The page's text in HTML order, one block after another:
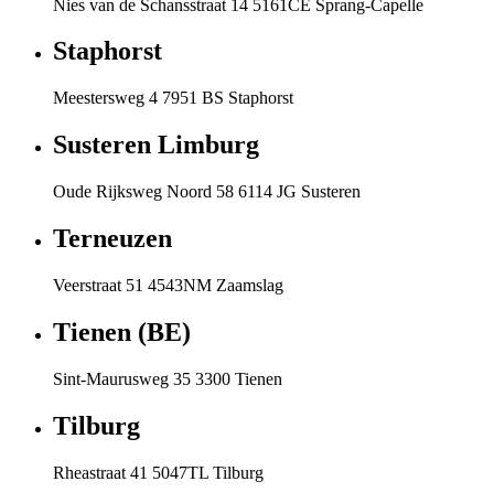
Nies van de Schansstraat 14 5161CE Sprang-Capelle
Staphorst
Meestersweg 4 7951 BS Staphorst
Susteren Limburg
Oude Rijksweg Noord 58 6114 JG Susteren
Terneuzen
Veerstraat 51 4543NM Zaamslag
Tienen (BE)
Sint-Maurusweg 35 3300 Tienen
Tilburg
Rheastraat 41 5047TL Tilburg